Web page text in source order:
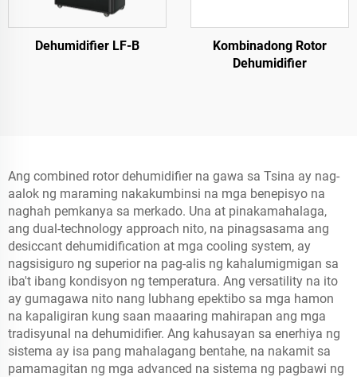
Dehumidifier LF-B
Kombinadong Rotor
Dehumidifier
Ang combined rotor dehumidifier na gawa sa Tsina ay nag-
aalok ng maraming nakakumbinsi na mga benepisyo na
naghah pemkanya sa merkado. Una at pinakamahalaga,
ang dual-technology approach nito, na pinagsasama ang
desiccant dehumidification at mga cooling system, ay
nagsisiguro ng superior na pag-alis ng kahalumigmigan sa
iba't ibang kondisyon ng temperatura. Ang versatility na ito
ay gumagawa nito nang lubhang epektibo sa mga hamon
na kapaligiran kung saan maaaring mahirapan ang mga
tradisyunal na dehumidifier. Ang kahusayan sa enerhiya ng
sistema ay isa pang mahalagang bentahe, na nakamit sa
pamamagitan ng mga advanced na sistema ng pagbawi ng